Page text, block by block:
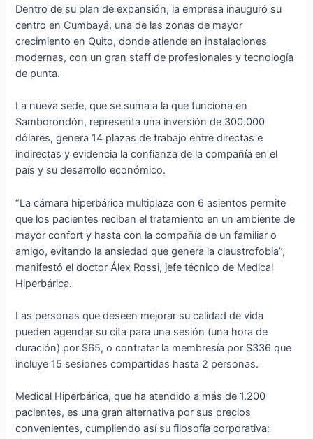
Dentro de su plan de expansión, la empresa inauguró su
centro en Cumbayá, una de las zonas de mayor
crecimiento en Quito, donde atiende en instalaciones
modernas, con un gran staff de profesionales y tecnología
de punta.
La nueva sede, que se suma a la que funciona en
Samborondón, representa una inversión de 300.000
dólares, genera 14 plazas de trabajo entre directas e
indirectas y evidencia la confianza de la compañía en el
país y su desarrollo económico.
“La cámara hiperbárica multiplaza con 6 asientos permite
que los pacientes reciban el tratamiento en un ambiente de
mayor confort y hasta con la compañía de un familiar o
amigo, evitando la ansiedad que genera la claustrofobia”,
manifestó el doctor Álex Rossi, jefe técnico de Medical
Hiperbárica.
Las personas que deseen mejorar su calidad de vida
pueden agendar su cita para una sesión (una hora de
duración) por $65, o contratar la membresía por $336 que
incluye 15 sesiones compartidas hasta 2 personas.
Medical Hiperbárica, que ha atendido a más de 1.200
pacientes, es una gran alternativa por sus precios
convenientes, cumpliendo así su filosofía corporativa: